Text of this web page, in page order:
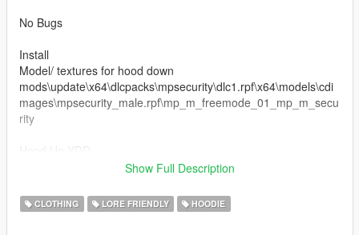
No Bugs
Install
Model/ textures for hood down
mods\update\x64\dlcpacks\mpsecurity\dlc1.rpf\x64\models\cdi
mages\mpsecurity_male.rpf\mp_m_freemode_01_mp_m_secu
rity
mods\update\x64\dlcpacks\patchday27ng\dlc.rpf\x64\models\c
security
Show Full Description
CLOTHING LORE FRIENDLY HOODIE